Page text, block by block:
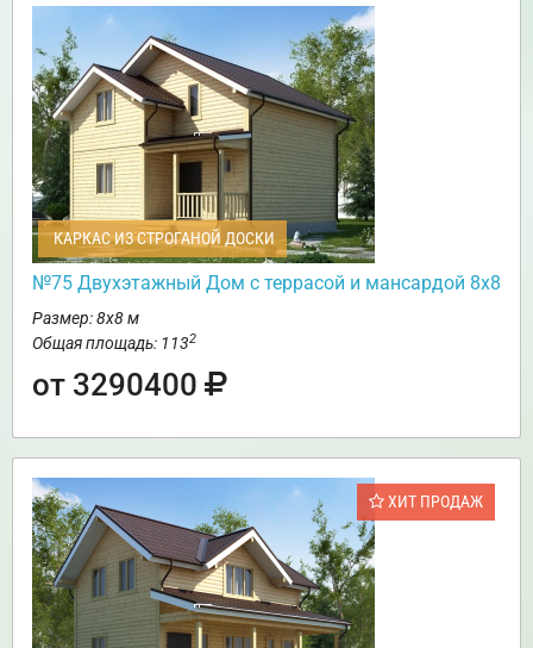
КАРКАС ИЗ СТРОГАНОЙ ДОСКИ
№75 Двухэтажный Дом с террасой и мансардой 8х8
Размер: 8х8 м
Общая площадь: 1132
от 3290400
ХИТ ПРОДАЖ